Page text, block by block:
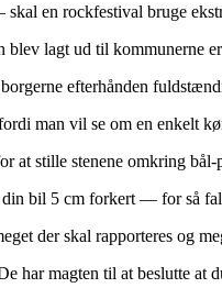
en rockfestival bruge
lagt ud til kommunerne
efterhånden
man vil se om en enkelt
at stille stenene omkring bål-
bil 5 cm forkert –– for så
der skal rapporteres og
har magten til at beslutte at